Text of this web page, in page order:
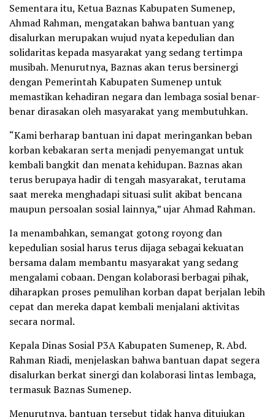
Sementara itu, Ketua Baznas Kabupaten Sumenep,
Ahmad Rahman, mengatakan bahwa bantuan yang
disalurkan merupakan wujud nyata kepedulian dan
solidaritas kepada masyarakat yang sedang tertimpa
musibah. Menurutnya, Baznas akan terus bersinergi
dengan Pemerintah Kabupaten Sumenep untuk
memastikan kehadiran negara dan lembaga sosial benar-
benar dirasakan oleh masyarakat yang membutuhkan.
“Kami berharap bantuan ini dapat meringankan beban
korban kebakaran serta menjadi penyemangat untuk
kembali bangkit dan menata kehidupan. Baznas akan
terus berupaya hadir di tengah masyarakat, terutama
saat mereka menghadapi situasi sulit akibat bencana
maupun persoalan sosial lainnya,” ujar Ahmad Rahman.
Ia menambahkan, semangat gotong royong dan
kepedulian sosial harus terus dijaga sebagai kekuatan
bersama dalam membantu masyarakat yang sedang
mengalami cobaan. Dengan kolaborasi berbagai pihak,
diharapkan proses pemulihan korban dapat berjalan lebih
cepat dan mereka dapat kembali menjalani aktivitas
secara normal.
Kepala Dinas Sosial P3A Kabupaten Sumenep, R. Abd.
Rahman Riadi, menjelaskan bahwa bantuan dapat segera
disalurkan berkat sinergi dan kolaborasi lintas lembaga,
termasuk Baznas Sumenep.
Menurutnya, bantuan tersebut tidak hanya ditujukan